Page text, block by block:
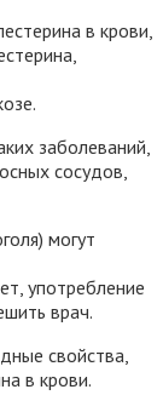
в крови,
заболеваний,
сосудов,
могут
употребление
врач.
свойства,
в крови.